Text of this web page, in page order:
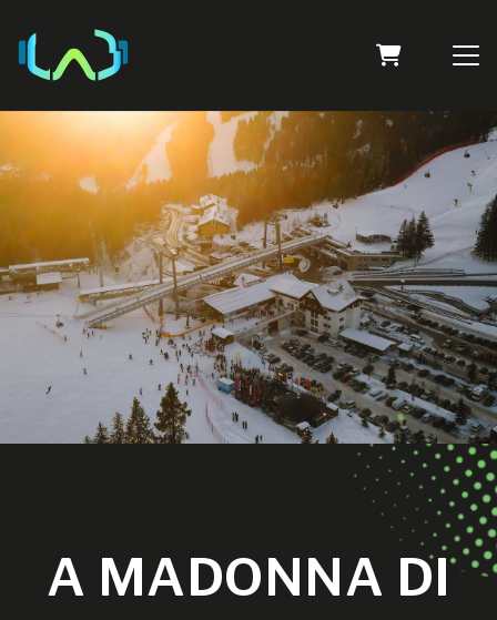
A MADONNA DI